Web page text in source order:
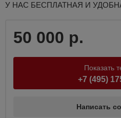
У НАС БЕСПЛАТНАЯ И
50 000 р.
Показать
+7 (495)
Написать